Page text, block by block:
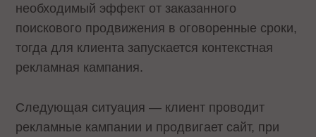
необходимый эффект от заказанного
поискового продвижения в оговоренные сроки,
тогда для клиента запускается контекстная
рекламная кампания.
Следующая ситуация — клиент проводит
рекламные кампании и продвигает сайт, при